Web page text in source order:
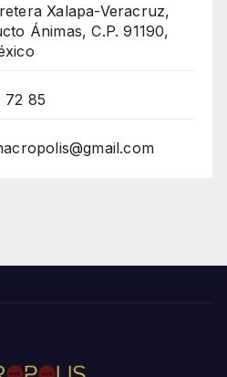
Xalapa-Veracruz,
Ánimas, C.P. 91190,
72 85